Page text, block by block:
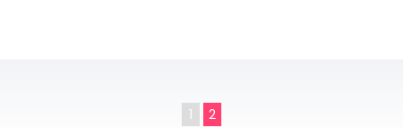
1 2